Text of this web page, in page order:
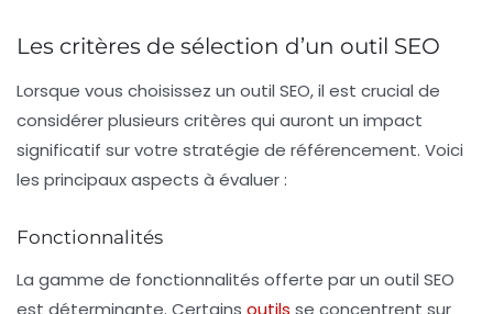
Les critères de sélection d’un outil SEO
Lorsque vous choisissez un outil SEO, il est crucial de
considérer plusieurs critères qui auront un impact
significatif sur votre stratégie de référencement. Voici
les principaux aspects à évaluer :
Fonctionnalités
La gamme de fonctionnalités offerte par un outil SEO